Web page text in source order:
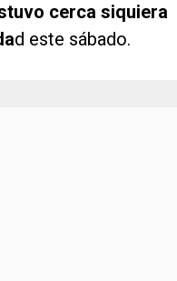
cerca siquiera
d este sábado.